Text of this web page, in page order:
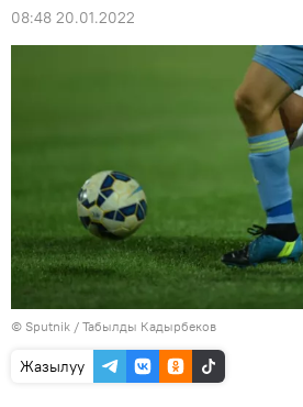
08:48 20.01.2022
© Sputnik / Табылды Кадырбеков
Жазылуу